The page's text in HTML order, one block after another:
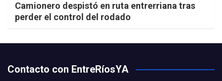
Camionero despistó en ruta entrerriana tras
perder el control del rodado
Contacto con EntreRíosYA